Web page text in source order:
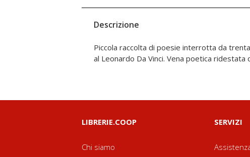
Descrizione
Piccola raccolta di poesie interrotta da
al Leonardo Da Vinci. Vena poetica ridestata
LIBRERIE.COOP
Chi siamo
SERVIZI